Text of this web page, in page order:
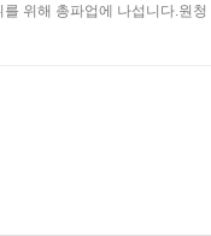
위해 총파업에 나섭니다.원청